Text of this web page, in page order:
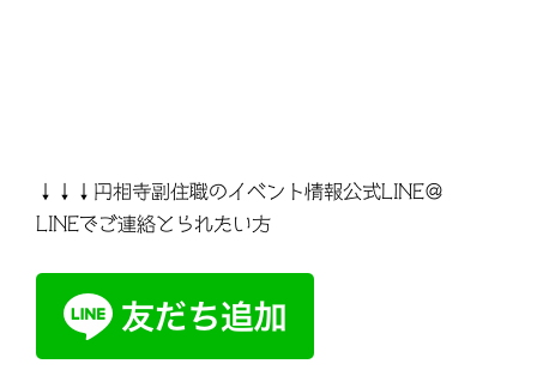
↓↓↓円相寺副住職のイベント情報公式LINE＠
LINEでご連絡とられたい方